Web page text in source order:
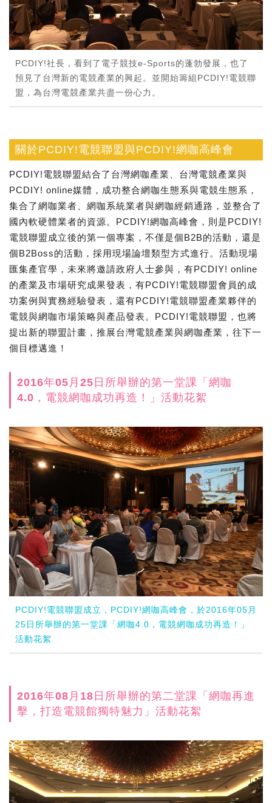
PCDIY!社長，看到了電子競技e-Sports的蓬勃發展，也了
預見了台灣新的電競產業的興起。並開始籌組PCDIY!電競聯
盟，為台灣電競產業共盡一份心力。
關於PCDIY!電競聯盟與PCDIY!網咖高峰會
PCDIY!電競聯盟結合了台灣網咖產業、台灣電競產業與
PCDIY! online媒體，成功整合網咖生態系與電競生態系，
集合了網咖業者、網咖系統業者與網咖經銷通路，並整合了
國內軟硬體業者的資源。PCDIY!網咖高峰會，則是PCDIY!
電競聯盟成立後的第一個專案，不僅是個B2B的活動，還是
個B2Boss的活動，採用現場論壇類型方式進行。活動現場
匯集產官學，未來將邀請政府人士參與，有PCDIY! online
的產業及市場研究成果發表，有PCDIY!電競聯盟會員的成
功案例與實務經驗發表，還有PCDIY!電競聯盟產業夥伴的
電競與網咖市場策略與產品發表。PCDIY!電競聯盟，也將
提出新的聯盟計畫，推展台灣電競產業與網咖產業，往下一
個目標邁進！
2016年05月25日所舉辦的第一堂課「網咖
4.0，電競網咖成功再造！」活動花絮
PCDIY!電競聯盟成立，PCDIY!網咖高峰會，於2016年05月
25日所舉辦的第一堂課「網咖4.0，電競網咖成功再造！」
活動花絮
2016年08月18日所舉辦的第二堂課「網咖再進
擊，打造電競館獨特魅力」活動花絮